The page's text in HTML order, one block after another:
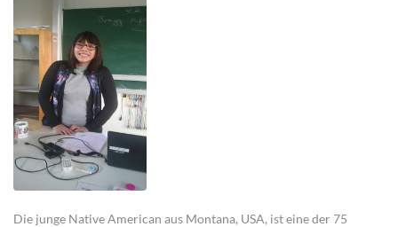
Die junge Native American aus Montana, USA, ist eine der 75